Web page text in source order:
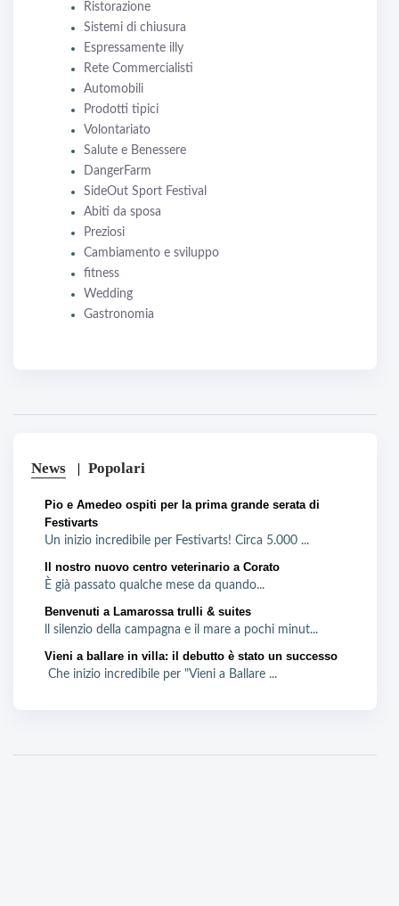
Ristorazione
Sistemi di chiusura
Espressamente illy
Rete Commercialisti
Automobili
Prodotti tipici
Volontariato
Salute e Benessere
DangerFarm
SideOut Sport Festival
Abiti da sposa
Preziosi
Cambiamento e sviluppo
fitness
Wedding
Gastronomia
News Popolari
Pio e Amedeo ospiti per la prima grande serata di
Festivarts
Un inizio incredibile per Festivarts! Circa 5.000 ...
Il nostro nuovo centro veterinario a Corato
È già passato qualche mese da quando...
Benvenuti a Lamarossa trulli & suites
ll silenzio della campagna e il mare a pochi minut...
Vieni a ballare in villa: il debutto è stato un successo
Che inizio incredibile per "Vieni a Ballare ...